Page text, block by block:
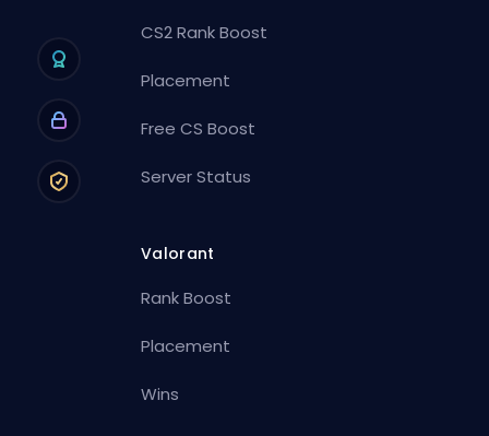
CS2 Rank Boost
Placement
Free CS Boost
Server Status
Valorant
Rank Boost
Placement
Wins